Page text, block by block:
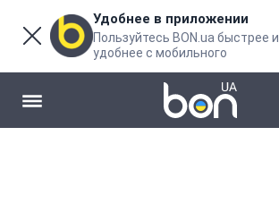
Удобнее в приложении
Пользуйтесь BON.ua быстрее и
удобнее с мобильного